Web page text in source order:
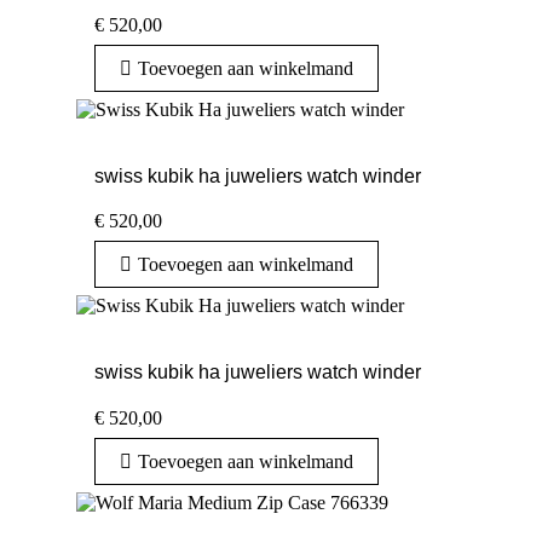
€ 520,00
Toevoegen aan winkelmand
swiss kubik ha juweliers watch winder
€ 520,00
Toevoegen aan winkelmand
swiss kubik ha juweliers watch winder
€ 520,00
Toevoegen aan winkelmand